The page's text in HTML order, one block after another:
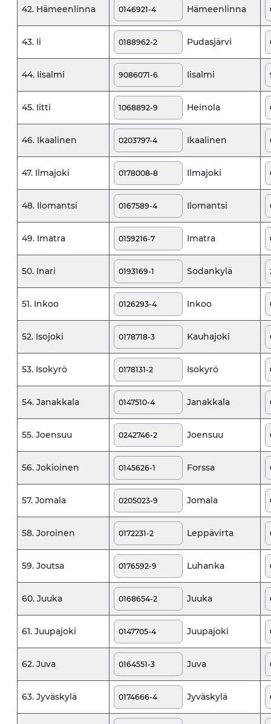
42. Hämeenlinna Hämeenlinna
43. Ii Pudasjärvi
44. Iisalmi Iisalmi
45. Iitti Heinola
46. Ikaalinen Ikaalinen
47. Ilmajoki Ilmajoki
48. Ilomantsi Ilomantsi
49. Imatra Imatra
50. Inari Sodankylä
51. Inkoo Inkoo
52. Isojoki Kauhajoki
53. Isokyrö Isokyrö
54. Janakkala Janakkala
55. Joensuu Joensuu
56. Jokioinen Forssa
57. Jomala Jomala
58. Joroinen Leppävirta
59. Joutsa Luhanka
60. Juuka Juuka
61. Juupajoki Juupajoki
62. Juva Juva
63. Jyväskylä Jyväskylä